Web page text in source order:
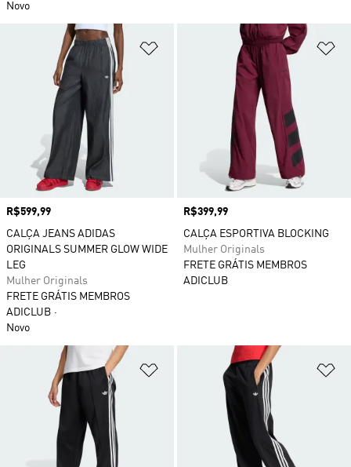
Novo
Adicionar à Lista de Desejos
Preço
R$599,99
CALÇA JEANS ADIDAS
ORIGINALS SUMMER GLOW WIDE
LEG
Mulher Originals
FRETE GRÁTIS MEMBROS
ADICLUB
Novo
Preço
R$399,99
CALÇA ESPORTIVA BLOCKING
Mulher Originals
FRETE GRÁTIS MEMBROS
ADICLUB
Adicionar à Lista de Desejos